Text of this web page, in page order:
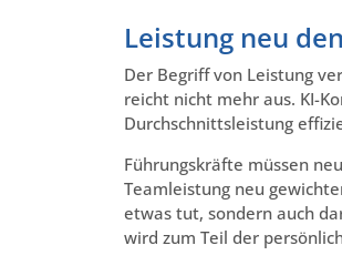
Leistung neu
Der Begriff von Leistung
reicht nicht mehr aus. KI-
Durchschnittsleistung
Führungskräfte müssen
Teamleistung neu
etwas tut, sondern auch
wird zum Teil der